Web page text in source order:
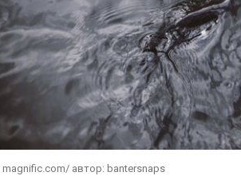
автор: bantersnaps